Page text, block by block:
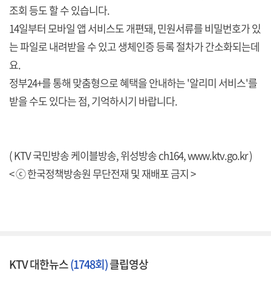
조회 등도 할 수 있습니다.
14일부터 모바일 앱 서비스도 개편돼, 민원서류를 비밀번호가 있
는 파일로 내려받을 수 있고 생체인증 등록 절차가 간소화되는데
요.
정부24+를 통해 맞춤형으로 혜택을 안내하는 '알리미 서비스'를
받을 수도 있다는 점, 기억하시기 바랍니다.
( KTV 국민방송 케이블방송, 위성방송 ch164,www.ktv.go.kr)
< ⓒ 한국정책방송원 무단전재 및 재배포 금지 >
KTV 대한뉴스(1748회)클립영상